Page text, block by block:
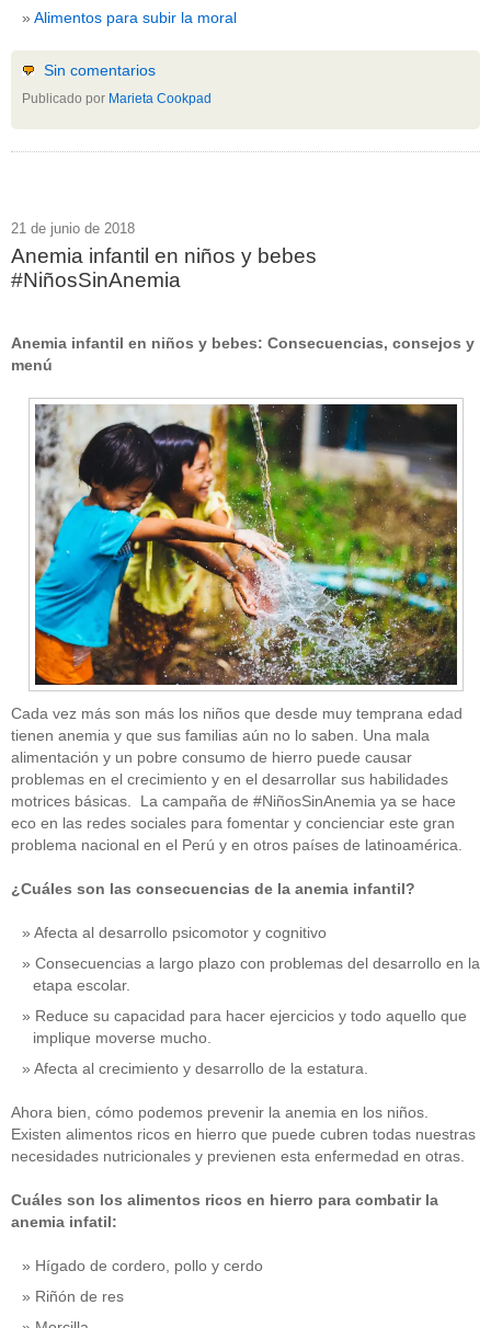
embarazo
nutricion(3)
obesidad(12)
Sin categoría(438)
vitaminas(10)
RSS - Entradas
ADMINISTRAR
Alimentos para subir la moral
Sin comentarios
Publicado por Marieta Cookpad
21 de junio de 2018
Anemia infantil en niños y bebes
#NiñosSinAnemia
Anemia infantil en niños y bebes: Consecuencias, consejos y
menú
Cada vez más son más los niños que desde muy temprana edad
tienen anemia y que sus familias aún no lo saben. Una mala
alimentación y un pobre consumo de hierro puede causar
problemas en el crecimiento y en el desarrollar sus habilidades
motrices básicas. La campaña de #NiñosSinAnemia ya se hace
eco en las redes sociales para fomentar y concienciar este gran
problema nacional en el Perú y en otros países de latinoamérica.
¿Cuáles son las consecuencias de la anemia infantil?
Afecta al desarrollo psicomotor y cognitivo
Consecuencias a largo plazo con problemas del desarrollo en la
etapa escolar.
Reduce su capacidad para hacer ejercicios y todo aquello que
implique moverse mucho.
Afecta al crecimiento y desarrollo de la estatura.
Ahora bien, cómo podemos prevenir la anemia en los niños.
Existen alimentos ricos en hierro que puede cubren todas nuestras
necesidades nutricionales y previenen esta enfermedad en otras.
Cuáles son los alimentos ricos en hierro para combatir la
anemia infatil:
Hígado de cordero, pollo y cerdo
Riñón de res